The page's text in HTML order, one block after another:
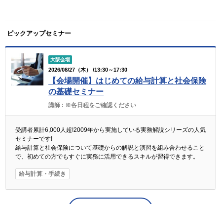
ピックアップセミナー
大阪会場
2026/08/27（木） /13:30～17:30
【会場開催】はじめての給与計算と社会保険
の基礎セミナー
講師 : ※各日程をご確認ください
受講者累計6,000人超!2009年から実施している実務解説シリーズの人気
セミナーです!
給与計算と社会保険について基礎からの解説と演習を組み合わせること
で、初めての方でもすぐに実務に活用できるスキルが習得できます。
給与計算・手続き